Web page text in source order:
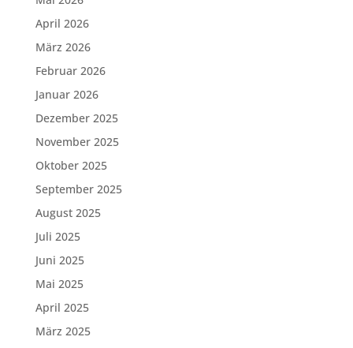
April 2026
März 2026
Februar 2026
Januar 2026
Dezember 2025
November 2025
Oktober 2025
September 2025
August 2025
Juli 2025
Juni 2025
Mai 2025
April 2025
März 2025